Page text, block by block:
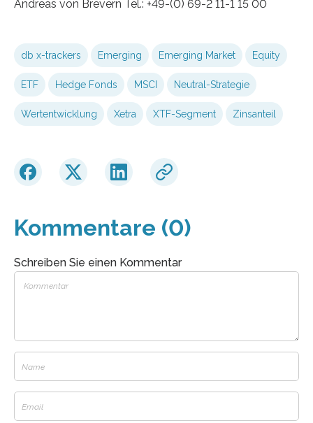
Andreas von Brevern Tel.: +49-(0) 69-2 11-1 15 00
db x-trackers Emerging Emerging Market Equity
ETF Hedge Fonds MSCI Neutral-Strategie
Wertentwicklung Xetra XTF-Segment Zinsanteil
Kommentare (0)
Schreiben Sie einen Kommentar